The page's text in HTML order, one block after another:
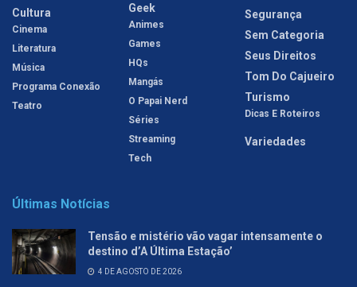
Cultura
Cinema
Literatura
Música
Programa Conexão
Teatro
Geek
Animes
Games
HQs
Mangás
O Papai Nerd
Séries
Streaming
Tech
Segurança
Sem Categoria
Seus Direitos
Tom Do Cajueiro
Turismo
Dicas E Roteiros
Variedades
Últimas Notícias
Tensão e mistério vão vagar intensamente o
destino d’A Última Estação’
4 DE AGOSTO DE 2026